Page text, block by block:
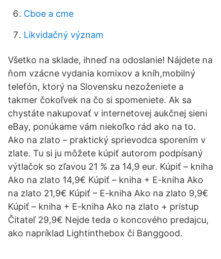
Cboe a cme
Likvidačný význam
Všetko na sklade, ihneď na odoslanie! Nájdete na
ňom vzácne vydania komixov a kníh,mobilný
telefón, ktorý na Slovensku nezoženiete a
takmer čokoľvek na čo si spomeniete. Ak sa
chystáte nakupovať v internetovej aukčnej sieni
eBay, ponúkame vám niekoľko rád ako na to.
Ako na zlato – praktický sprievodca sporením v
zlate. Tu si ju môžete kúpiť autorom podpísaný
výtlačok so zľavou 21 % za 14,9 eur. Kúpiť – kniha
Ako na zlato 14,9€ Kúpiť – kniha + E-kniha Ako
na zlato 21,9€ Kúpiť – E-kniha Ako na zlato 9,9€
Kúpiť – kniha + E-kniha Ako na zlato + prístup
Čitateľ 29,9€ Nejde teda o koncového predajcu,
ako napríklad Lightinthebox či Banggood.